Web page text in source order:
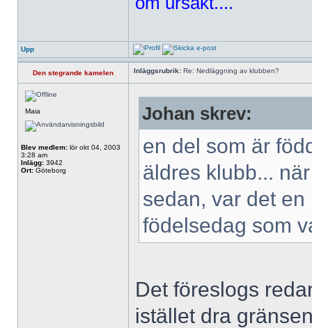
Upp
Den stegrande kamelen Inläggsrubrik: Re: Nedläggning av klubben?
Maia
Blev medlem: lör okt 04, 2003
3:28 am
Inlägg: 3942
Ort: Göteborg
Johan skrev:
en del som är
äldres klubb...
sedan, var det
födelsedag som
Det föreslogs
istället dra